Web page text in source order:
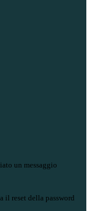
un messaggio
il reset della password